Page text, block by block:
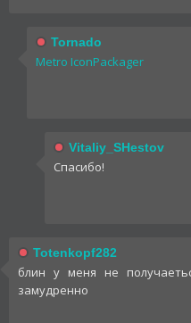
Tornado
Metro IconPackager
Vitaliy_SHestov
Спасибо!
Totenkopf282
блин у меня не
замудренно